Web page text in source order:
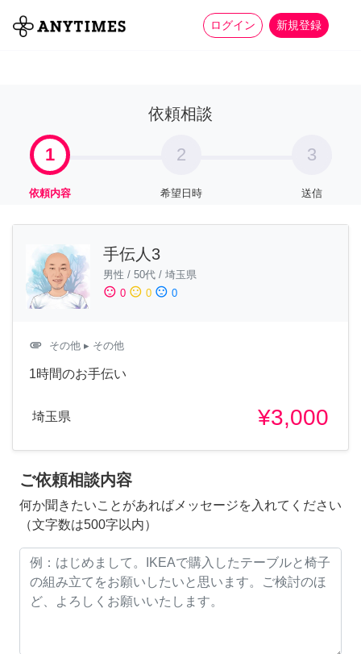
ログイン 新規登録
全て 家事 more_horiz
依頼相談
1
依頼内容
2
希望日時
3
送信
手伝人3
男性 / 50代 / 埼玉県
sentiment_satisfied 0 sentiment_neutral 0 sentiment_dissatisfied 0
attachment その他 ▸ その他
1時間のお手伝い
埼玉県 ¥3,000
ご依頼相談内容
何か聞きたいことがあればメッセージを入れてください
（文字数は500字以内）